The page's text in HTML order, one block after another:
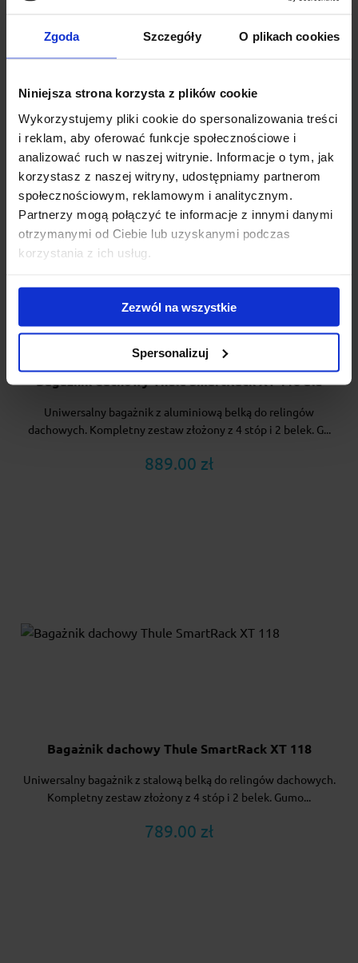
Zgoda Szczegóły O plikach cookies
Niniejsza strona korzysta z plików cookie
Wykorzystujemy pliki cookie do spersonalizowania treści
i reklam, aby oferować funkcje społecznościowe i
analizować ruch w naszej witrynie. Informacje o tym, jak
korzystasz z naszej witryny, udostępniamy partnerom
społecznościowym, reklamowym i analitycznym.
Partnerzy mogą połączyć te informacje z innymi danymi
otrzymanymi od Ciebie lub uzyskanymi podczas
korzystania z ich usług.
Zezwól na wszystkie
Spersonalizuj
Thule Evo Raised Rail to bagażnik dachowy nowej generacji do
samochodów ze standardowymi relingami. Łatwy i s...
929.00 zł
Bagażnik dachowy Thule SmartRack XT 118 alu
Uniwersalny bagażnik z aluminiową belką do relingów
dachowych. Kompletny zestaw złożony z 4 stóp i 2 belek. G...
889.00 zł
Bagażnik dachowy Thule SmartRack XT 118
Uniwersalny bagażnik z stalową belką do relingów dachowych.
Kompletny zestaw złożony z 4 stóp i 2 belek. Gumo...
789.00 zł